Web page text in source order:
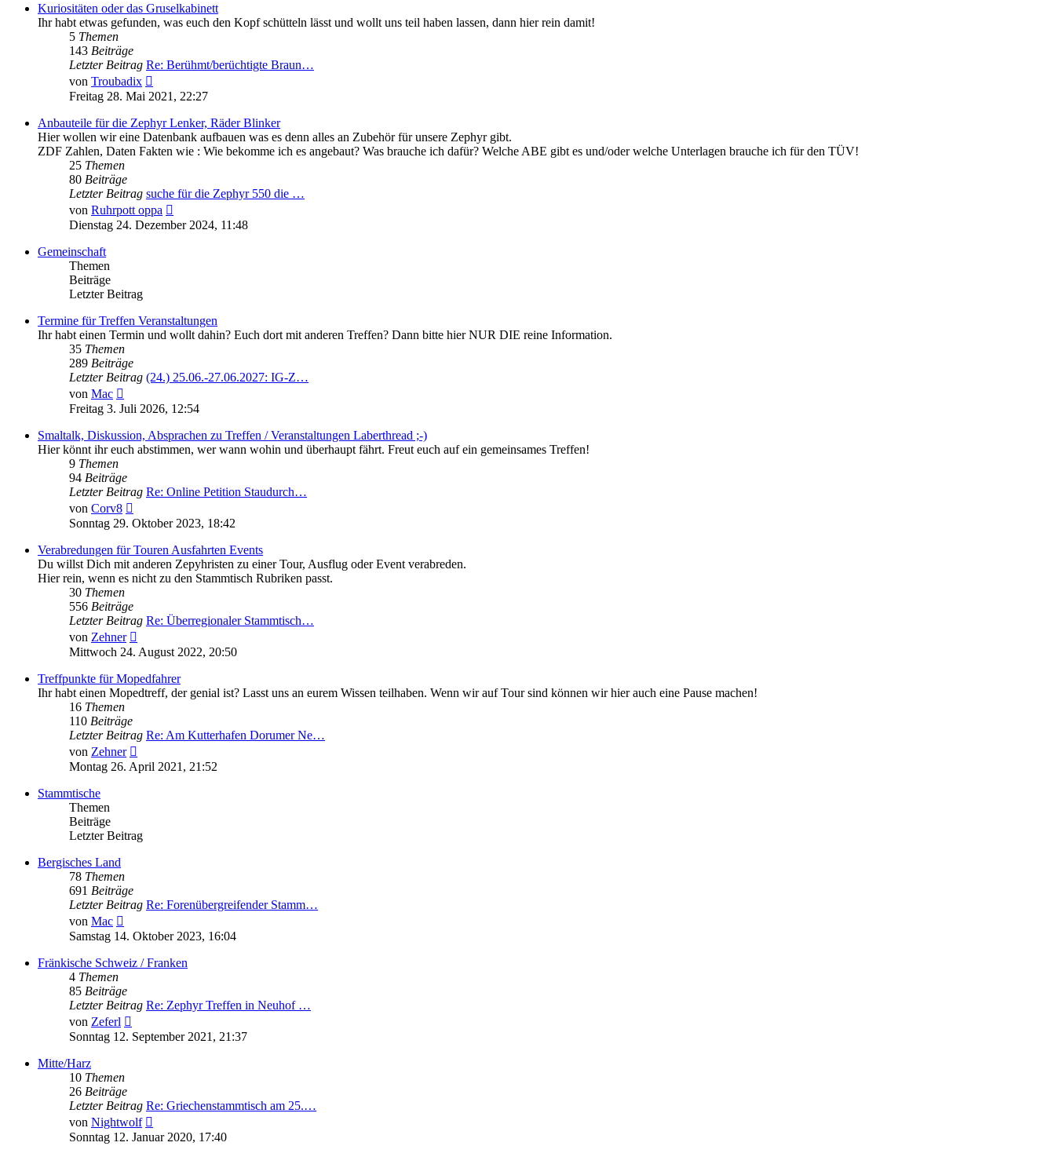
Kuriositäten oder das Gruselkabinett
Ihr habt etwas gefunden, was euch den Kopf schütteln lässt und wollt uns teil haben lassen, dann hier rein damit!
5 Themen
143 Beiträge
Letzter Beitrag Re: Berühmt/berüchtigte Braun…
von Troubadix
Beitrag
Freitag 28. Mai 2021, 22:27
Anbauteile für die Zephyr Lenker, Räder Blinker
Hier wollen wir eine Datenbank aufbauen was es denn alles an Zubehör für unsere Zephyr gibt.
ZDF Zahlen, Daten Fakten wie : Wie bekomme ich es angebaut? Was brauche ich dafür? Welche ABE gibt es und/oder welche Unterlagen brauche ich für den TÜV!
25 Themen
80 Beiträge
Letzter Beitrag suche für die Zephyr 550 die …
von Ruhrpott oppa
Beitrag
Dienstag 24. Dezember 2024, 11:48
Gemeinschaft
Themen
Beiträge
Letzter Beitrag
Termine für Treffen Veranstaltungen
Ihr habt einen Termin und wollt dahin? Euch dort mit anderen Treffen? Dann bitte hier NUR DIE reine Information.
35 Themen
289 Beiträge
Letzter Beitrag (24.) 25.06.-27.06.2027: IG-Z…
von Mac
Beitrag
Freitag 3. Juli 2026, 12:54
Smaltalk, Diskussion, Absprachen zu Treffen / Veranstaltungen Laberthread ;-)
Hier könnt ihr euch abstimmen, wer wann wohin und überhaupt fährt. Freut euch auf ein gemeinsames Treffen!
9 Themen
94 Beiträge
Letzter Beitrag Re: Online Petition Staudurch…
von Corv8
Beitrag
Sonntag 29. Oktober 2023, 18:42
Verabredungen für Touren Ausfahrten Events
Du willst Dich mit anderen Zepyhristen zu einer Tour, Ausflug oder Event verabreden.
Hier rein, wenn es nicht zu den Stammtisch Rubriken passt.
30 Themen
556 Beiträge
Letzter Beitrag Re: Überregionaler Stammtisch…
von Zehner
Beitrag
Mittwoch 24. August 2022, 20:50
Treffpunkte für Mopedfahrer
Ihr habt einen Mopedtreff, der genial ist? Lasst uns an eurem Wissen teilhaben. Wenn wir auf Tour sind können wir hier auch eine Pause machen!
16 Themen
110 Beiträge
Letzter Beitrag Re: Am Kutterhafen Dorumer Ne…
von Zehner
Beitrag
Montag 26. April 2021, 21:52
Stammtische
Themen
Beiträge
Letzter Beitrag
Bergisches Land
78 Themen
691 Beiträge
Letzter Beitrag Re: Forenübergreifender Stamm…
von Mac
Beitrag
Samstag 14. Oktober 2023, 16:04
Fränkische Schweiz / Franken
4 Themen
85 Beiträge
Letzter Beitrag Re: Zephyr Treffen in Neuhof …
von Zeferl
Beitrag
Sonntag 12. September 2021, 21:37
Mitte/Harz
10 Themen
26 Beiträge
Letzter Beitrag Re: Griechenstammtisch am 25.…
von Nightwolf
Beitrag
Sonntag 12. Januar 2020, 17:40